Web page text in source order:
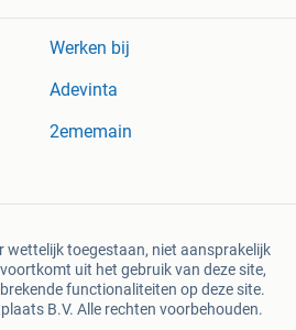
Werken bij
Adevinta
2ememain
wettelijk toegestaan, niet aansprakelijk
uit het gebruik van deze site,
functionaliteiten op deze site.
B.V. Alle rechten voorbehouden.